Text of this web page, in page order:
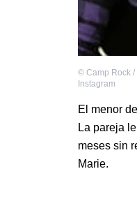
© Camp Rock
Instagram
El menor
La pareja
meses sin
Marie.